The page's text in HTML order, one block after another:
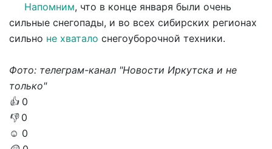
Напомним, что в конце января были очень
сильные снегопады, и во всех сибирских регионах
сильно не хватало снегоуборочной техники.
Фото: телеграм-канал "Новости Иркутска и не
только"
👍 0
👎 0
☺️ 0